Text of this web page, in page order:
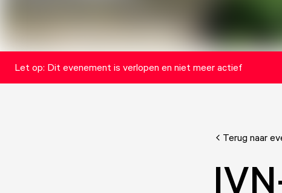
Let op: Dit evenement is verlopen en niet meer actief
Terug naar